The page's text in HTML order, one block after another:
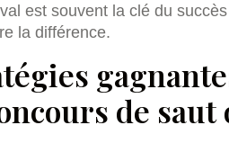
est souvent la clé du
la différence.
de saut